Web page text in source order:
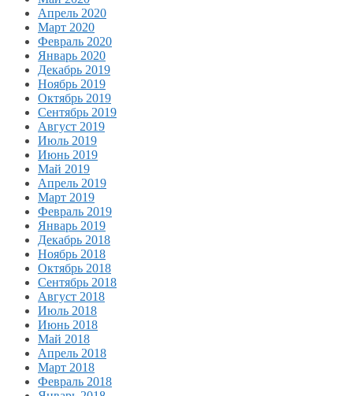
Апрель 2020
Март 2020
Февраль 2020
Январь 2020
Декабрь 2019
Ноябрь 2019
Октябрь 2019
Сентябрь 2019
Август 2019
Июль 2019
Июнь 2019
Май 2019
Апрель 2019
Март 2019
Февраль 2019
Январь 2019
Декабрь 2018
Ноябрь 2018
Октябрь 2018
Сентябрь 2018
Август 2018
Июль 2018
Июнь 2018
Май 2018
Апрель 2018
Март 2018
Февраль 2018